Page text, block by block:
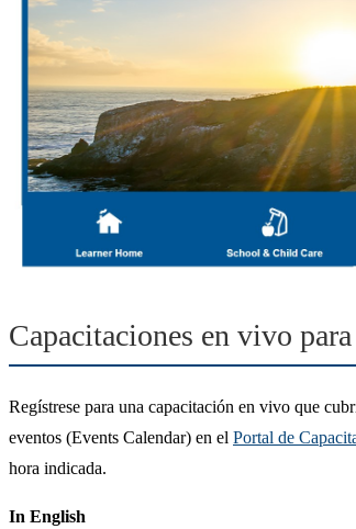
Capacitaciones en vivo
Regístrese para una capacitación en vivo que
eventos (Events Calendar) en el Portal de
hora indicada.
In English